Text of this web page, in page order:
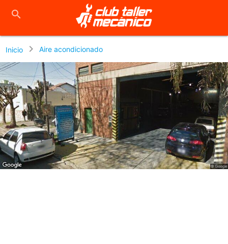
search
Inicio chevron_right Aire acondicionado